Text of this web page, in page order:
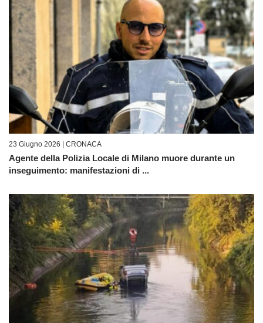
23 Giugno 2026 | CRONACA
Agente della Polizia Locale di Milano muore durante un
inseguimento: manifestazioni di ...